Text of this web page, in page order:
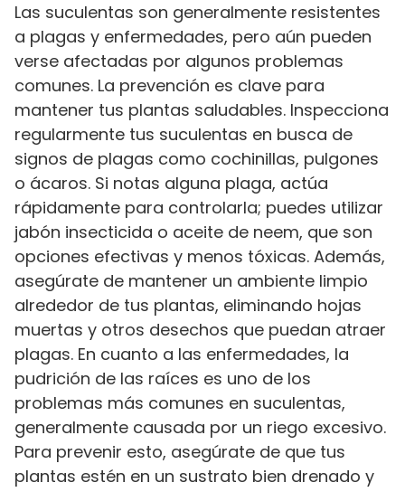
Las suculentas son generalmente resistentes
a plagas y enfermedades, pero aún pueden
verse afectadas por algunos problemas
comunes. La prevención es clave para
mantener tus plantas saludables. Inspecciona
regularmente tus suculentas en busca de
signos de plagas como cochinillas, pulgones
o ácaros. Si notas alguna plaga, actúa
rápidamente para controlarla; puedes utilizar
jabón insecticida o aceite de neem, que son
opciones efectivas y menos tóxicas. Además,
asegúrate de mantener un ambiente limpio
alrededor de tus plantas, eliminando hojas
muertas y otros desechos que puedan atraer
plagas. En cuanto a las enfermedades, la
pudrición de las raíces es uno de los
problemas más comunes en suculentas,
generalmente causada por un riego excesivo.
Para prevenir esto, asegúrate de que tus
plantas estén en un sustrato bien drenado y